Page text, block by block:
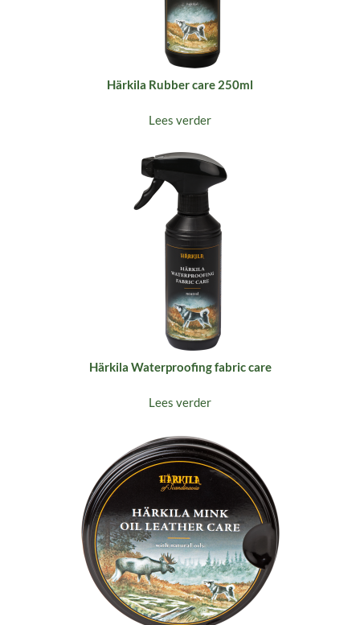
Härkila Rubber care 250ml
Lees verder
Härkila Waterproofing fabric care
Lees verder